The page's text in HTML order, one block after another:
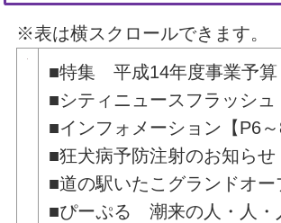
※表は横スクロールできます。
■特集 平成14年度事業予算
■シティニュースフラッシュ
■インフォメーション【P6～
■狂犬病予防注射のお知らせ
■道の駅いたこグランドオ
■ぴーぷる 潮来の人・人・